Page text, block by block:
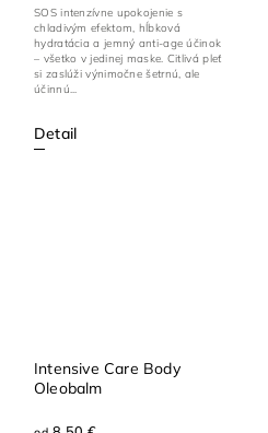
Detail
SOS intenzívne upokojenie s
chladivým efektom, hĺbková
hydratácia a jemný anti-age účinok
– všetko v jedinej maske. Citlivá pleť
si zaslúži výnimočne šetrnú, ale
účinnú...
Intensive Care Body
Oleobalm